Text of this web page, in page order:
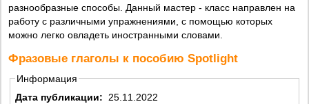
разнообразные способы. Данный мастер - класс направлен на
работу с различными упражнениями, с помощью которых
можно легко овладеть иностранными словами.
Фразовые глаголы к пособию Spotlight
Информация
Дата публикации:
25.11.2022